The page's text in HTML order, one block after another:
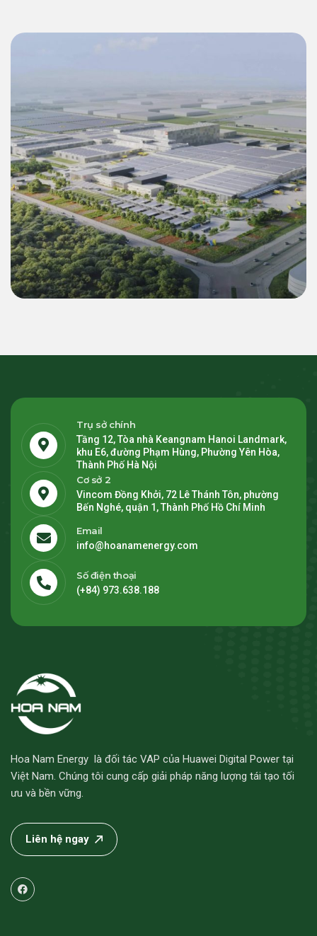
Thương mại & Công nghiệp (C&I)
Giải Pháp Năng Lượng Xanh 55 MWp
Inverter & 22.4 MWh BESS Cho Siêu Nhà
Máy LEGO Bình Dương 2
Trụ sở chính
Tầng 12, Tòa nhà Keangnam Hanoi Landmark,
khu E6, đường Phạm Hùng, Phường Yên Hòa,
Thành Phố Hà Nội
Cơ sở 2
Vincom Đồng Khởi, 72 Lê Thánh Tôn, phường
Bến Nghé, quận 1, Thành Phố Hồ Chí Minh
Email
info@hoanamenergy.com
Số điện thoại
(+84) 973.638.188
Hoa Nam Energy là đối tác VAP của Huawei Digital Power tại
Việt Nam. Chúng tôi cung cấp giải pháp năng lượng tái tạo tối
ưu và bền vững.
Liên hệ ngay